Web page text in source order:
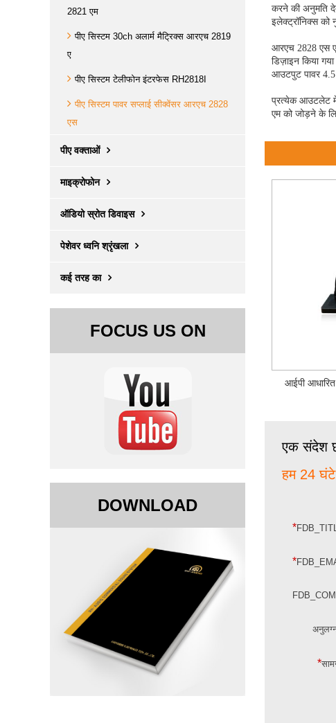
2821 एम
पीए सिस्टम 30ch अलार्म मैट्रिक्स आरएच 2819
ए
पीए सिस्टम टेलीफोन इंटरफेस RH2818I
पीए सिस्टम पावर सप्लाई सीक्वेंसर आरएच 2828
एस
पीए वक्ताओं
माइक्रोफोन
ऑडियो स्रोत डिवाइस
पेशेवर ध्वनि श्रृंखला
कई तरह का
FOCUS US ON
DOWNLOAD
करने की अनुमति
इलेक्ट्रॉनिक्स को
आरएच 2828 एस
डिज़ाइन किया
आउटपुट पावर 4.5
प्रत्येक आउटलेट में
एम को जोड़ने के
आईपी
एक संदेश
हम 24
*
*
*